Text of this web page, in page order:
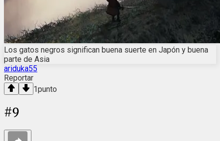
Los gatos negros significan buena suerte en Japón y buena
parte de Asia
ariduka55
Reportar
1punto
#9